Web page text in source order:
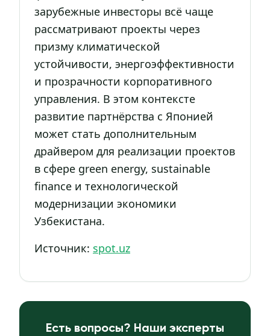
зарубежные инвесторы всё чаще
рассматривают проекты через
призму климатической
устойчивости, энергоэффективности
и прозрачности корпоративного
управления. В этом контексте
развитие партнёрства с Японией
может стать дополнительным
драйвером для реализации проектов
в сфере green energy, sustainable
finance и технологической
модернизации экономики
Узбекистана.
Источник: spot.uz
Есть вопросы? Наши эксперты